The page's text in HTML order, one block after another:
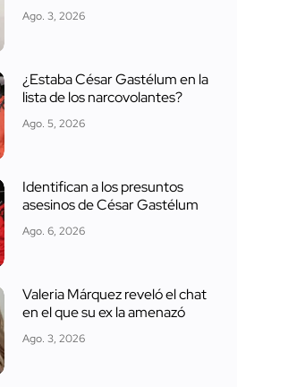
Ago. 3, 2026
¿Estaba César Gastélum en la
lista de los narcovolantes?
Ago. 5, 2026
Identifican a los presuntos
asesinos de César Gastélum
Ago. 6, 2026
Valeria Márquez reveló el chat
en el que su ex la amenazó
Ago. 3, 2026